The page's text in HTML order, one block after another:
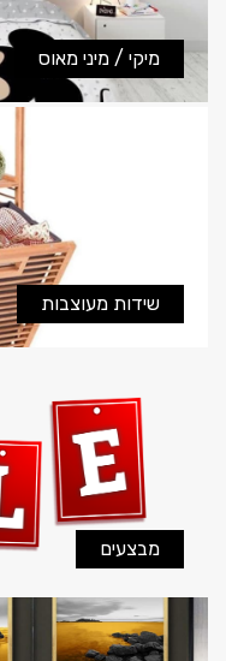
מיקי / מיני מאוס
שידות מעוצבות
מבצעים